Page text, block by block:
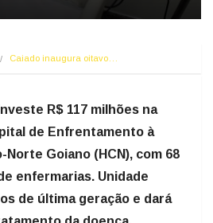
Caiado inaugura oitavo…
R$ 117 milhões na
de Enfrentamento à
Goiano (HCN), com 68
enfermarias. Unidade
de última geração e dará